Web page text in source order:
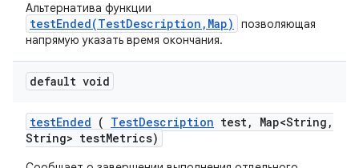
Альтернатива функции
testEnded(TestDescription,Map)
позволяющая
напрямую указать время окончания.
default void
testEnded ( TestDescription test, Map<String ,
String> testMetrics)